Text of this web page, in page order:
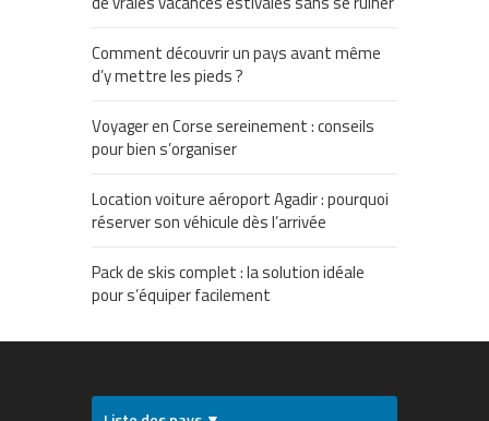
Comment découvrir un pays avant même
d’y mettre les pieds ?
Voyager en Corse sereinement : conseils
pour bien s’organiser
Location voiture aéroport Agadir : pourquoi
réserver son véhicule dès l’arrivée
Pack de skis complet : la solution idéale
pour s’équiper facilement